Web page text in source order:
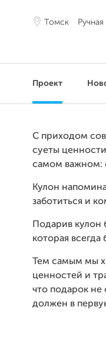
Томск
Проект
С приходом
суеты
самом важном:
Кулон
заботиться и
Подарив кулон
которая
Тем самым мы
ценностей и
что подарок не
должен в